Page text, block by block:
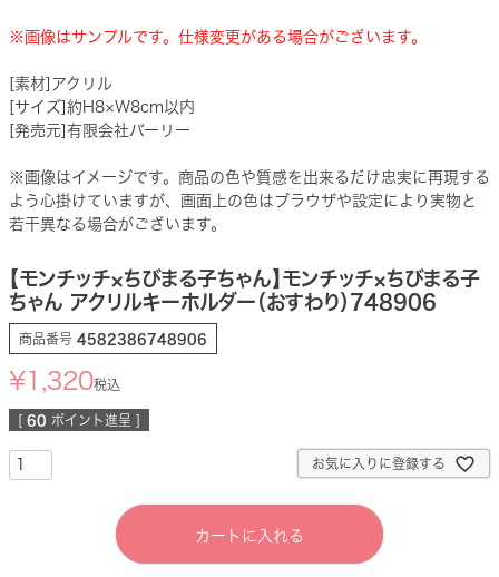
※画像はサンプルです。仕様変更がある場合がございます。
[素材]アクリル
[サイズ]約H8×W8cm以内
[発売元]有限会社バーリー
※画像はイメージです。商品の色や質感を出来るだけ忠実に再現する
よう心掛けていますが、画面上の色はブラウザや設定により実物と
若干異なる場合がございます。
【モンチッチ×ちびまる子ちゃん】モンチッチ×ちびまる子
ちゃん アクリルキーホルダー（おすわり）748906
商品番号 4582386748906
¥1,320税込
60 ポイント進呈 ]
お気に入りに登録する
カートに入れる